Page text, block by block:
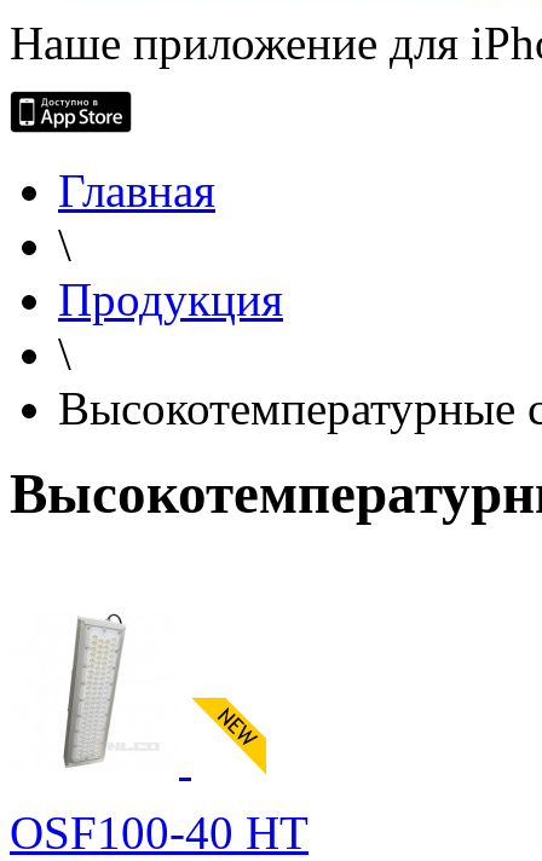
Наше приложение для
Главная
\
Продукция
\
Высокотемпературные
OSF100-40 HT